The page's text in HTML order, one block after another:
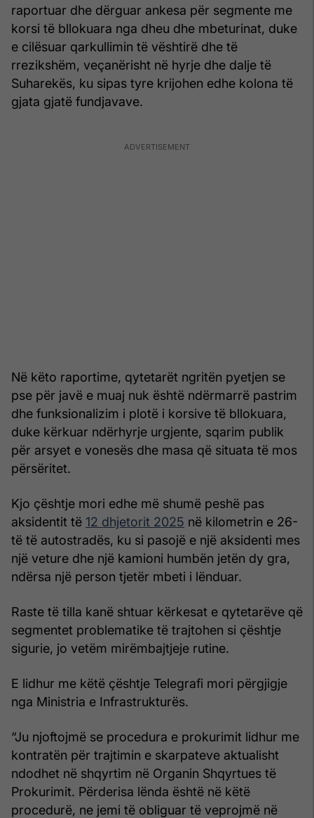
raportuar dhe dërguar ankesa për segmente me
korsi të bllokuara nga dheu dhe mbeturinat, duke
e cilësuar qarkullimin të vështirë dhe të
rrezikshëm, veçanërisht në hyrje dhe dalje të
Suharekës, ku sipas tyre krijohen edhe kolona të
gjata gjatë fundjavave.
Në këto raportime, qytetarët ngritën pyetjen se
pse për javë e muaj nuk është ndërmarrë pastrim
dhe funksionalizim i plotë i korsive të bllokuara,
duke kërkuar ndërhyrje urgjente, sqarim publik
për arsyet e vonesës dhe masa që situata të mos
përsëritet.
Kjo çështje mori edhe më shumë peshë pas
aksidentit të 12 dhjetorit 2025 në kilometrin e 26-
të të autostradës, ku si pasojë e një aksidenti mes
një veture dhe një kamioni humbën jetën dy gra,
ndërsa një person tjetër mbeti i lënduar.
Raste të tilla kanë shtuar kërkesat e qytetarëve që
segmentet problematike të trajtohen si çështje
sigurie, jo vetëm mirëmbajtjeje rutine.
E lidhur me këtë çështje Telegrafi mori përgjigje
nga Ministria e Infrastrukturës.
“Ju njoftojmë se procedura e prokurimit lidhur me
kontratën për trajtimin e skarpateve aktualisht
ndodhet në shqyrtim në Organin Shqyrtues të
Prokurimit. Përderisa lënda është në këtë
procedurë, ne jemi të obliguar të veprojmë në